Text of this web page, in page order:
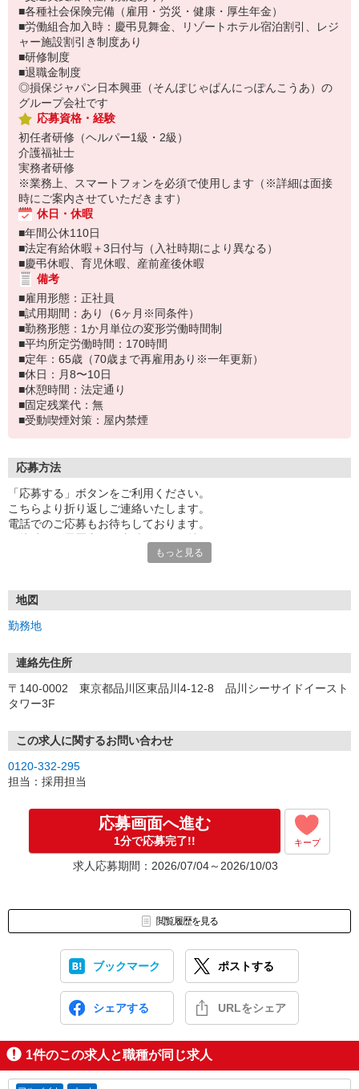
■各種社会保険完備（雇用・労災・健康・厚生年金）
■労働組合加入時：慶弔見舞金、リゾートホテル宿泊割引、レジ
ャー施設割引き制度あり
■研修制度
■退職金制度
◎損保ジャパン日本興亜（そんぽじゃぱんにっぽんこうあ）の
グループ会社です
応募資格・経験
初任者研修（ヘルパー1級・2級）
介護福祉士
実務者研修
※業務上、スマートフォンを必須で使用します（※詳細は面接
時にご案内させていただきます）
休日・休暇
■年間公休110日
■法定有給休暇＋3日付与（入社時期により異なる）
■慶弔休暇、育児休暇、産前産後休暇
備考
■雇用形態：正社員
■試用期間：あり（6ヶ月※同条件）
■勤務形態：1か月単位の変形労働時間制
■平均所定労働時間：170時間
■定年：65歳（70歳まで再雇用あり※一年更新）
■休日：月8〜10日
■休憩時間：法定通り
■固定残業代：無
■受動喫煙対策：屋内禁煙
応募方法
「応募する」ボタンをご利用ください。
こちらより折り返しご連絡いたします。
電話でのご応募もお待ちしております。
※採用コールセンターからご連絡させていただきます。
※検査はパソコンを使用した簡単な性格診断です
［3］選考結果通知
※最短翌日〜1週間程度で通知いたします。
もっと見る
地図
勤務地
連絡先住所
〒140-0002 東京都品川区東品川4-12-8 品川シーサイドイースト
タワー3F
この求人に関するお問い合わせ
0120-332-295
担当：採用担当
応募画面へ進む
1分で応募完了!! キープ
求人応募期間：2026/07/04～2026/10/03
閲覧履歴を見る
ブックマーク ポストする
シェアする URLをシェア
1件のこの求人と職種が同じ求人